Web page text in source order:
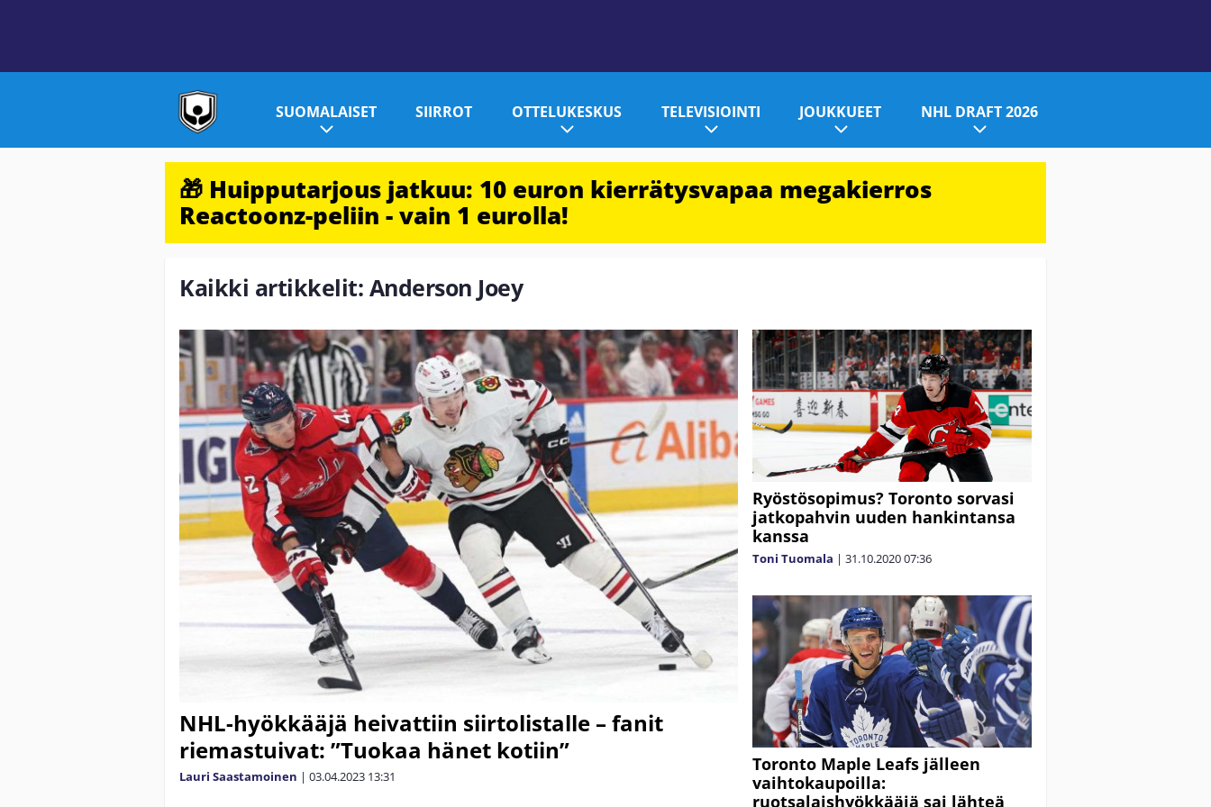
SUOMALAISET SIIRROT OTTELUKESKUS TELEVISIOINTI JOUKKUEET NHL DRAFT 2026
🎁 Huipputarjous jatkuu: 10 euron kierrätysvapaa megakierros
Reactoonz-peliin - vain 1 eurolla!
Kaikki artikkelit: Anderson Joey
NHL-hyökkääjä heivattiin siirtolistalle – fanit
riemastuivat: ”Tuokaa hänet kotiin”
Lauri Saastamoinen | 03.04.2023 13:31
Ryöstösopimus? Toronto sorvasi
jatkopahvin uuden hankintansa
kanssa
Toni Tuomala | 31.10.202007:36
Toronto Maple Leafs jälleen
vaihtokaupoilla:
ruotsalaishyökkääjä sai lähteä